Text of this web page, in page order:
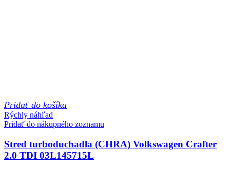
Pridať do košíka
Rýchly náhľad
Pridať do nákupného zoznamu
Stred turboduchadla (CHRA) Volkswagen Crafter
2.0 TDI 03L145715L